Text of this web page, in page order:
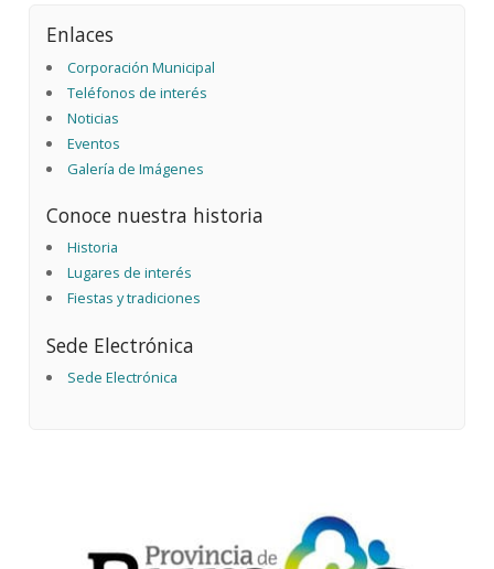
Enlaces
Corporación Municipal
Teléfonos de interés
Noticias
Eventos
Galería de Imágenes
Conoce nuestra historia
Historia
Lugares de interés
Fiestas y tradiciones
Sede Electrónica
Sede Electrónica